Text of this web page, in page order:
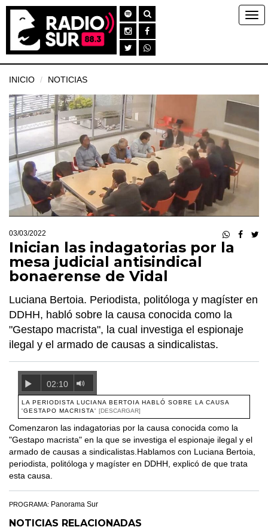
INICIO NOTICIAS
03/03/2022
Inician las indagatorias por la
mesa judicial antisindical
bonaerense de Vidal
Luciana Bertoia. Periodista, politóloga y magíster en
DDHH, habló sobre la causa conocida como la
"Gestapo macrista", la cual investiga el espionaje
ilegal y el armado de causas a sindicalistas.
02:10
LA PERIODISTA LUCIANA BERTOIA HABLÓ SOBRE LA CAUSA
'GESTAPO MACRISTA' [DESCARGAR]
Comenzaron las indagatorias por la causa conocida como la
"Gestapo macrista" en la que se investiga el espionaje ilegal y el
armado de causas a sindicalistas.Hablamos con Luciana Bertoia,
periodista, politóloga y magíster en DDHH, explicó de que trata
esta causa.
PROGRAMA: Panorama Sur
NOTICIAS RELACIONADAS